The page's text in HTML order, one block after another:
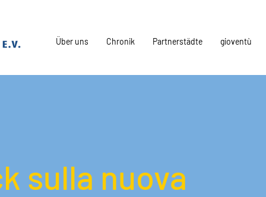
Über uns Chronik Partnerstädte gioventù
sulla nuova